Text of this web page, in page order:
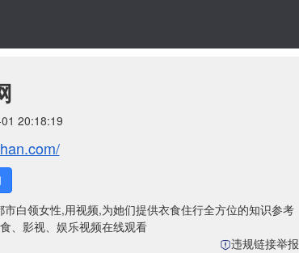
20:18:19
白领女性,用视频,为她们提供衣食住行全方位的知识参考
、影视、娱乐视频在线观看
违规链接举报